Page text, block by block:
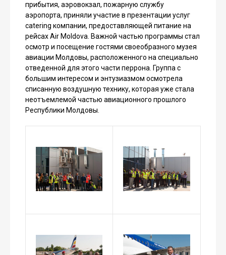
прибытия, аэровокзал, пожарную службу
аэропорта, приняли участие в презентации услуг
catering компании, предоставляющей питание на
рейсах Air Moldova. Важной частью программы стал
осмотр и посещение гостями своеобразного музея
авиации Молдовы, расположенного на специально
отведенной для этого части перрона. Группа с
большим интересом и энтузиазмом осмотрела
списанную воздушную технику, которая уже стала
неотъемлемой частью авиационного прошлого
Республики Молдовы.